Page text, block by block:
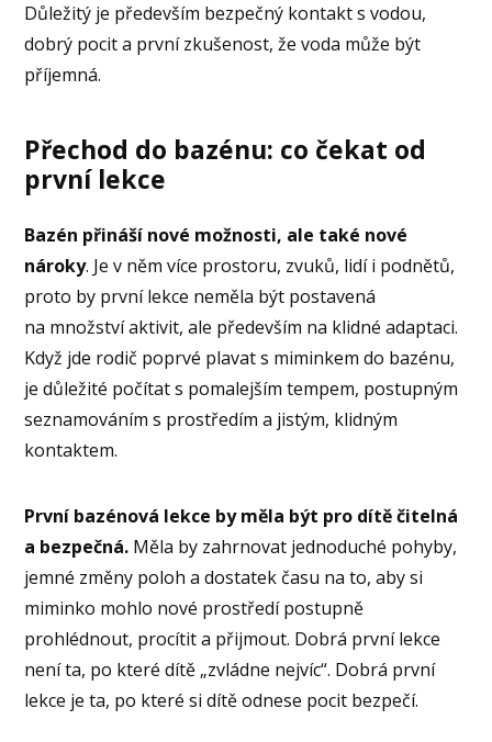
Důležitý je především bezpečný kontakt s vodou,
dobrý pocit a první zkušenost, že voda může být
příjemná.
Přechod do bazénu: co čekat od
první lekce
Bazén přináší nové možnosti, ale také nové
nároky. Je v něm více prostoru, zvuků, lidí i podnětů,
proto by první lekce neměla být postavená
na množství aktivit, ale především na klidné adaptaci.
Když jde rodič poprvé plavat s miminkem do bazénu,
je důležité počítat s pomalejším tempem, postupným
seznamováním s prostředím a jistým, klidným
kontaktem.
První bazénová lekce by měla být pro dítě čitelná
a bezpečná. Měla by zahrnovat jednoduché pohyby,
jemné změny poloh a dostatek času na to, aby si
miminko mohlo nové prostředí postupně
prohlédnout, procítit a přijmout. Dobrá první lekce
není ta, po které dítě „zvládne nejvíc“. Dobrá první
lekce je ta, po které si dítě odnese pocit bezpečí.